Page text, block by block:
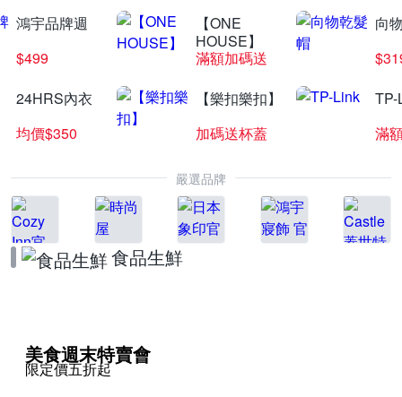
鴻宇品牌週
$499
【ONE
HOUSE】
滿額加碼送
向
24HRS內衣
均價$350
【樂扣樂扣】
加碼送杯蓋
TP-
滿
嚴選品牌
食品生鮮
美食週末特賣會
限定價五折起